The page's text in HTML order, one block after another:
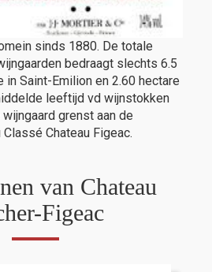
sinds 1880. De totale
bedraagt slechts 6.5
in Saint-Emilion en 2.60 hectare
leeftijd vd wijnstokken
grenst aan de
Chateau Figeac.
van Chateau
Figeac